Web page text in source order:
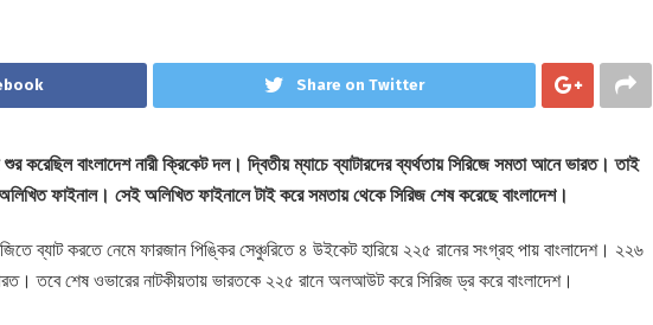
Share on Twitter
করেছিল বাংলাদেশ নারী ক্রিকেট দল। দ্বিতীয় ম্যাচে ব্যাটারদের ব্যর্থতায় সিরিজে সমতা আনে ভারত। তাই
ফাইনাল। সেই অলিখিত ফাইনালে টাই করে সমতায় থেকে সিরিজ শেষ করেছে বাংলাদেশ।
ব্যাট করতে নেমে ফারজান পিঙ্কির সেঞ্চুরিতে ৪ উইকেট হারিয়ে ২২৫ রানের সংগ্রহ পায় বাংলাদেশ। ২২৬
তবে শেষ ওভারের নাটকীয়তায় ভারতকে ২২৫ রানে অলআউট করে সিরিজ ড্র করে বাংলাদেশ।